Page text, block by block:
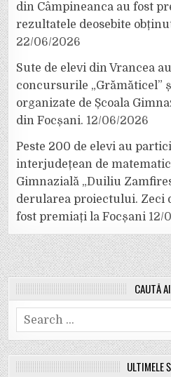
din Câmpineanca au fost
rezultatele deosebite
22/06/2026
Sute de elevi din Vrancea
concursurile „Grămăticel”
organizate de Școala
din Focșani. 12/06/2026
Peste 200 de elevi au
interjudețean de
Gimnazială „Duiliu
derularea proiectului. Zeci
fost premiați la Focșani 12/
CAUTĂ
Search
for:
ULTIMELE